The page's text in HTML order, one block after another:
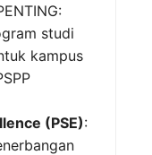
studi
kampus
(PSE):